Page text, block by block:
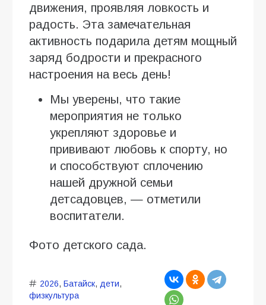
движения, проявляя ловкость и
радость. Эта замечательная
активность подарила детям мощный
заряд бодрости и прекрасного
настроения на весь день!
Мы уверены, что такие
мероприятия не только
укрепляют здоровье и
прививают любовь к спорту, но
и способствуют сплочению
нашей дружной семьи
детсадовцев, — отметили
воспитатели.
Фото детского сада.
2026, Батайск, дети,
физкультура